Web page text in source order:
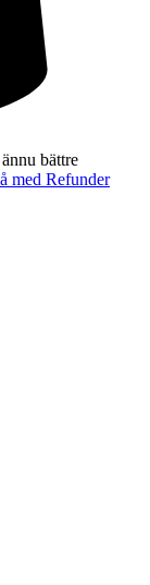
bättre
med Refunder